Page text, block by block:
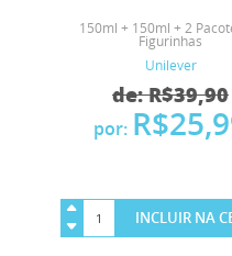
150ml + 150ml + 2
Figurinhas
Unilever
de: R$39,90
por:
INCLUIR NA